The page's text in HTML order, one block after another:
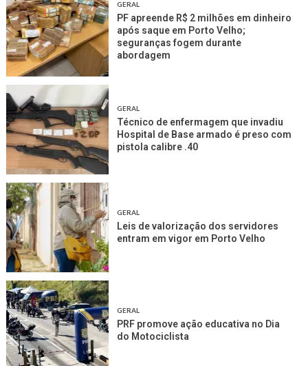
GERAL
PF apreende R$ 2 milhões em dinheiro
após saque em Porto Velho;
seguranças fogem durante
abordagem
GERAL
Técnico de enfermagem que invadiu
Hospital de Base armado é preso com
pistola calibre .40
GERAL
Leis de valorização dos servidores
entram em vigor em Porto Velho
GERAL
PRF promove ação educativa no Dia
do Motociclista